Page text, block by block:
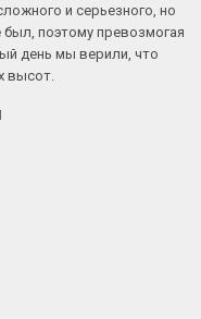
и серьезного, но
был, поэтому превозмогая
день мы верили, что
высот.